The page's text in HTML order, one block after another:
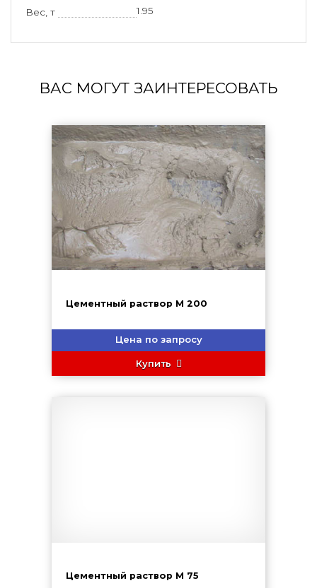
Вес, т
1.95
ВАС МОГУТ ЗАИНТЕРЕСОВАТЬ
Цементный раствор М 200
Цена по запросу
Купить
Цементный раствор М 75